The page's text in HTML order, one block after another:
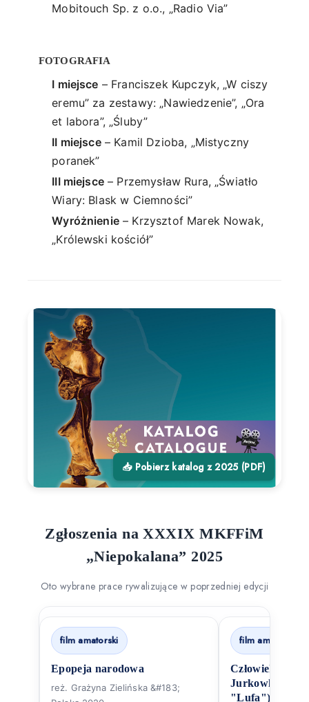
Mobitouch Sp. z o.o., „Radio Via”
FOTOGRAFIA
I miejsce – Franciszek Kupczyk, „W ciszy
eremu” za zestawy: „Nawiedzenie”, „Ora
et labora”, „Śluby”
II miejsce– Kamil Dzioba, „Mistyczny
poranek”
III miejsce– Przemysław Rura, „Światło
Wiary: Blask w Ciemności”
Wyróżnienie– Krzysztof Marek Nowak,
„Królewski kościół”
📥 Pobierz katalog z 2025 (PDF)
Zgłoszenia na XXXIX MKFFiM
„Niepokalana” 2025
Oto wybrane prace rywalizujące w poprzedniej edycji
film amatorski
Epopeja narodowa
reż. Grażyna Zielińska &#183;
film amatorski
Człowiek-
Jurkowki.
"Lufa")